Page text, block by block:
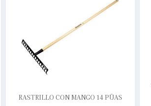
RASTRILLO CON MANGO 14 PÚAS